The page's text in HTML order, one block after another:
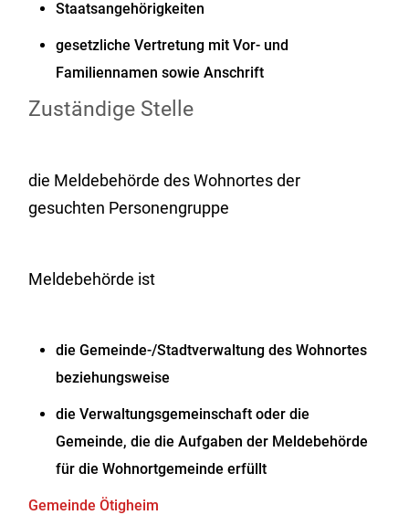
Staatsangehörigkeiten
gesetzliche Vertretung mit Vor- und
Familiennamen sowie Anschrift
Zuständige Stelle
die Meldebehörde des Wohnortes der
gesuchten Personengruppe
Meldebehörde ist
die Gemeinde-/Stadtverwaltung des Wohnortes
beziehungsweise
die Verwaltungsgemeinschaft oder die
Gemeinde, die die Aufgaben der Meldebehörde
für die Wohnortgemeinde erfüllt
Gemeinde Ötigheim